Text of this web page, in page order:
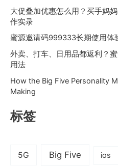
大促叠加优惠怎么用？买手妈
作实录
蜜源邀请码999333长期使用体
外卖、打车、日用品都返利？
用法
How the Big Five Personality
Making
标签
5G Big Five ios